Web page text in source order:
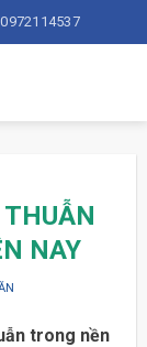
0972114537
NAY
trong nền